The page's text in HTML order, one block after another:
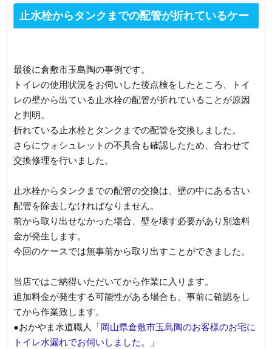
止水栓からタンクまでの配管が折れているケー
最後に倉敷市玉島陶の事例です。
トイレの使用状況をお伺いした後点検をしたところ、トイ
レの壁から出ている止水栓の配管が折れていることが原因
と判明。
折れている止水栓とタンクまでの配管を交換しました。
さらにウォシュレットの不具合も確認したため、合わせて
交換修理を行いました。
止水栓からタンクまでの配管の交換は、壁の中にある古い
配管を除去しなければなりません。
前から取り出せなかった場合、壁を壊す必要があり別途料
金が発生します。
今回のケースでは無事前から取り出すことができました。
当店ではご納得いただいてから作業に入ります。
追加料金が発生する可能性がある場合も、事前に確認をし
てから作業致します。
●おかやま水道職人「岡山県倉敷市玉島陶のお客様のお宅に
トイレ水漏れでお伺いしました。
」